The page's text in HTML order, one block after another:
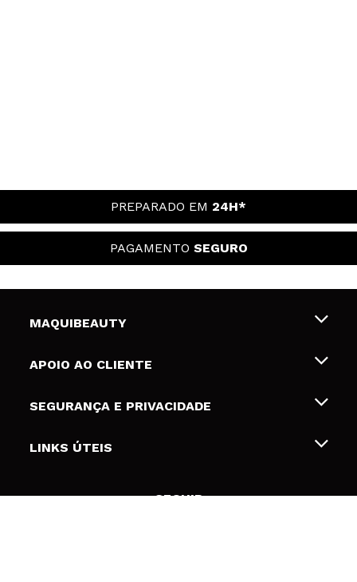
PREPARADO EM 24H*
PAGAMENTO SEGURO
MAQUIBEAUTY
Sobre nós
Gift Cards
APOIO AO CLIENTE
Envios e Devoluções
Formas de pagamento
SEGURANÇA E PRIVACIDADE
Termos e Privacidade
LINKS ÚTEIS
SEGUIR